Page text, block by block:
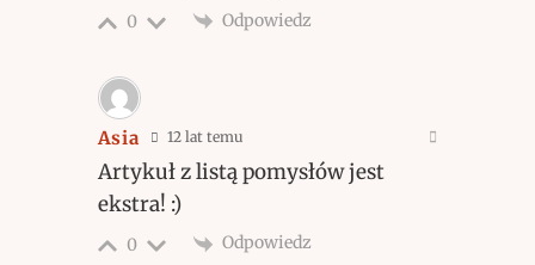
0 Odpowiedz
Asia 12 lat temu
Artykuł z listą pomysłów jest
ekstra! :)
0 Odpowiedz